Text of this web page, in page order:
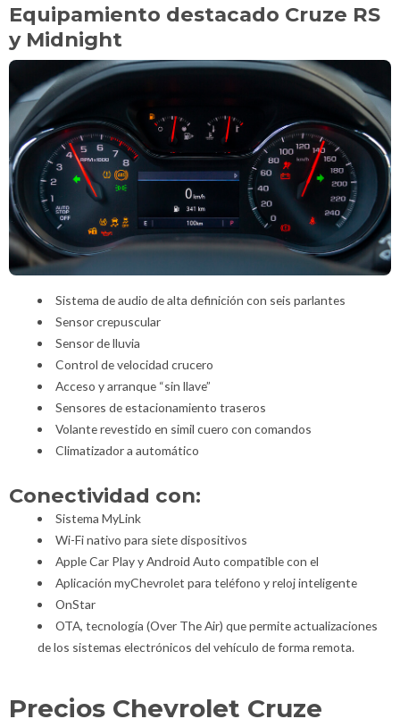
Equipamiento destacado Cruze RS
y Midnight
Sistema de audio de alta definición con seis parlantes
Sensor crepuscular
Sensor de lluvia
Control de velocidad crucero
Acceso y arranque “sin llave”
Sensores de estacionamiento traseros
Volante revestido en simil cuero con comandos
Climatizador a automático
Conectividad con:
Sistema MyLink
Wi-Fi nativo para siete dispositivos
Apple Car Play y Android Auto compatible con el
Aplicación myChevrolet para teléfono y reloj inteligente
OnStar
OTA, tecnología (Over The Air) que permite actualizaciones
de los sistemas electrónicos del vehículo de forma remota.
Precios Chevrolet Cruze